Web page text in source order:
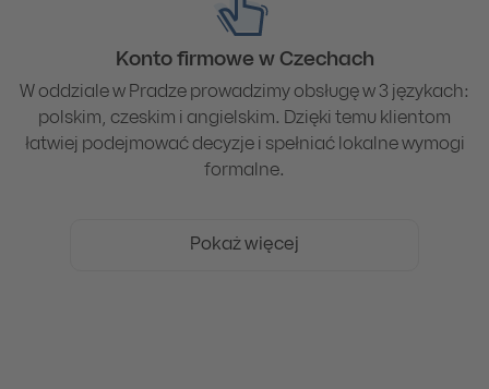
Konto firmowe w Czechach
W oddziale w Pradze prowadzimy obsługę w 3 językach:
polskim, czeskim i angielskim. Dzięki temu klientom
łatwiej podejmować decyzje i spełniać lokalne wymogi
formalne.
Pokaż więcej